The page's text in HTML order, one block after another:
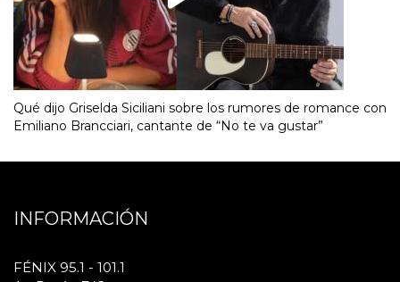
Qué dijo Griselda Siciliani sobre los rumores de romance con
Emiliano Brancciari, cantante de “No te va gustar”
INFORMACIÓN
FÉNIX 95.1 - 101.1